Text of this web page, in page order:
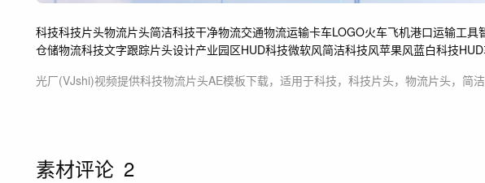
科技科技片头物流片头简洁科技干净物流交通物流运输卡车LOGO火车飞机港口运输工具
仓储物流科技文字跟踪片头设计产业园区HUD科技微软风简洁科技风苹果风蓝白科技HUD
光厂(VJshi)视频提供科技物流片头AE模板下载，适用于科技，科技片头，物流片头，简
素材评论 2